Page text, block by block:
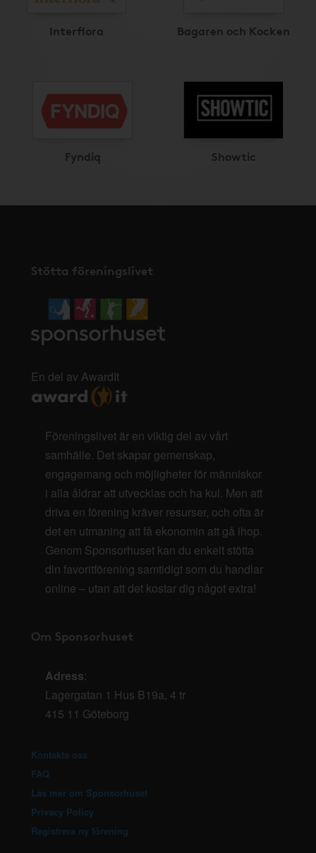
Interflora Bagaren och Kocken
Fyndiq Showtic
Stötta föreningslivet
En del av AwardIt
Föreningslivet är en viktig del av vårt
samhälle. Det skapar gemenskap,
engagemang och möjligheter för människor
i alla åldrar att utvecklas och ha kul. Men att
driva en förening kräver resurser, och ofta är
det en utmaning att få ekonomin att gå ihop.
Genom Sponsorhuset kan du enkelt stötta
din favoritförening samtidigt som du handlar
online – utan att det kostar dig något extra!
Om Sponsorhuset
Adress:
Lagergatan 1 Hus B19a, 4 tr
415 11 Göteborg
Kontakta oss
FAQ
Läs mer om Sponsorhuset
Privacy Policy
Registrera ny förening